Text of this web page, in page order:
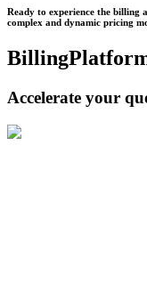
Ready to experience the billing
complex and dynamic pricing
Accelerate your